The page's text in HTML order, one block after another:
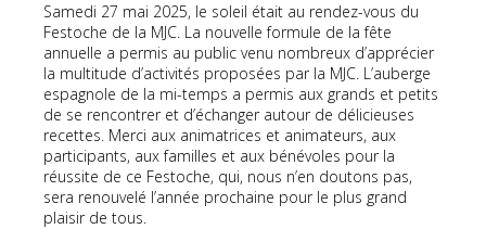
Samedi 27 mai 2025, le soleil était au rendez-vous du
Festoche de la MJC. La nouvelle formule de la fête
annuelle a permis au public venu nombreux d’apprécier
la multitude d’activités proposées par la MJC. L’auberge
espagnole de la mi-temps a permis aux grands et petits
de se rencontrer et d’échanger autour de délicieuses
recettes. Merci aux animatrices et animateurs, aux
participants, aux familles et aux bénévoles pour la
réussite de ce Festoche, qui, nous n’en doutons pas,
sera renouvelé l’année prochaine pour le plus grand
plaisir de tous.